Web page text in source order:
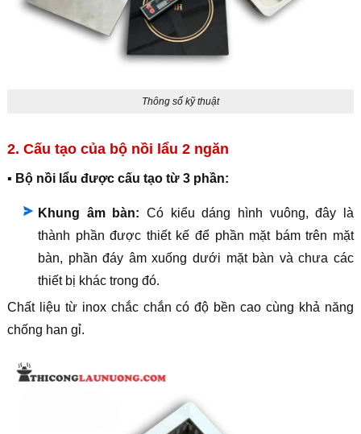
Thông số kỹ thuật
2. Cấu tạo của bộ nồi lẩu 2 ngăn
▪️ Bộ nồi lẩu được cấu tạo từ 3 phần:
Khung âm bàn: Có kiểu dáng hình vuông, đây là
thành phần được thiết kế để phần mặt bám trên mặt
bàn, phần đáy âm xuống dưới mặt bàn và chưa các
thiết bị khác trong đó.
Chất liệu từ inox chắc chắn có độ bền cao cùng khả năng
chống han gỉ.